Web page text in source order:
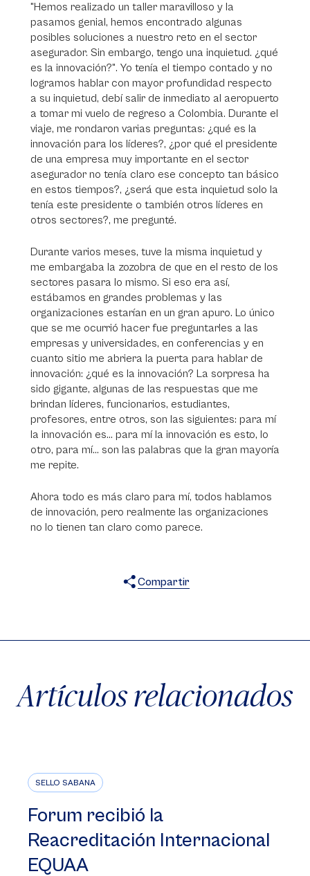
"Hemos realizado un taller maravilloso y la
pasamos genial, hemos encontrado algunas
posibles soluciones a nuestro reto en el sector
asegurador. Sin embargo, tengo una inquietud. ¿qué
es la innovación?". Yo tenía el tiempo contado y no
logramos hablar con mayor profundidad respecto
a su inquietud, debí salir de inmediato al aeropuerto
a tomar mi vuelo de regreso a Colombia. Durante el
viaje, me rondaron varias preguntas: ¿qué es la
innovación para los líderes?, ¿por qué el presidente
de una empresa muy importante en el sector
asegurador no tenía claro ese concepto tan básico
en estos tiempos?, ¿será que esta inquietud solo la
tenía este presidente o también otros líderes en
otros sectores?, me pregunté.
Durante varios meses, tuve la misma inquietud y
me embargaba la zozobra de que en el resto de los
sectores pasara lo mismo. Si eso era así,
estábamos en grandes problemas y las
organizaciones estarían en un gran apuro. Lo único
que se me ocurrió hacer fue preguntarles a las
empresas y universidades, en conferencias y en
cuanto sitio me abriera la puerta para hablar de
innovación: ¿qué es la innovación? La sorpresa ha
sido gigante, algunas de las respuestas que me
brindan líderes, funcionarios, estudiantes,
profesores, entre otros, son las siguientes: para mí
la innovación es… para mí la innovación es esto, lo
otro, para mí… son las palabras que la gran mayoría
me repite.
Ahora todo es más claro para mí, todos hablamos
de innovación, pero realmente las organizaciones
no lo tienen tan claro como parece.
Compartir
Artículos relacionados
SELLO SABANA
Forum recibió la
Reacreditación Internacional
EQUAA